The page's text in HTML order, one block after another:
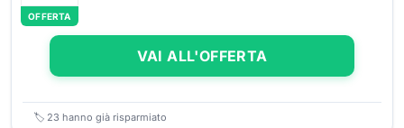
OFFERTA
VAI ALL'OFFERTA
🏷️ 23 hanno già risparmiato